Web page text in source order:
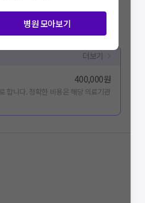
더보기
400,000원
합니다. 정확한 비용은 해당 의료기관
병원 모아보기